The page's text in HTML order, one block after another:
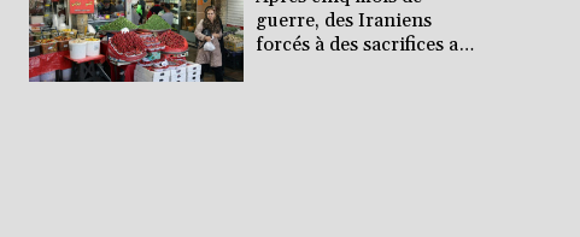
guerre, des Iraniens
forcés à des sacrifices au